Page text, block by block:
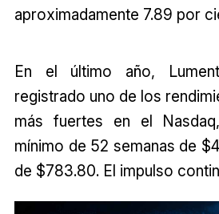
aproximadamente 7.89 por
En el último año,
registrado uno de los
más fuertes en el
mínimo de 52 semanas de
de $783.80. El impulso